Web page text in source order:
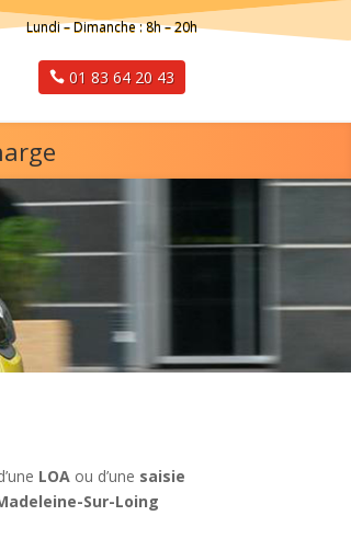
Lundi – Dimanche : 8h – 20h
01 83 64 20 43
LOA ou d’une saisie
Sur-Loing